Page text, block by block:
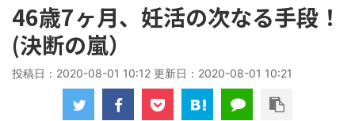
46歳7ヶ月、妊活の次なる手段！
(決断の嵐）
投稿日：2020-08-01 10:12 更新日： 2020-08-01 10:21